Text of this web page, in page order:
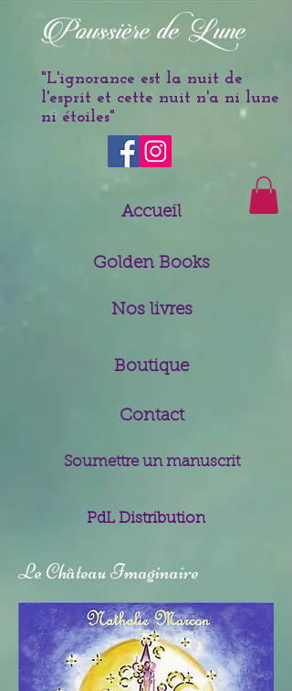
Poussière de Lune
"L'ignorance est la nuit de
l'esprit et cette nuit n'a ni lune
ni étoiles"
Accueil
Golden Books
Nos livres
Boutique
Contact
Soumettre un manuscrit
PdL Distribution
Le Château Imaginaire